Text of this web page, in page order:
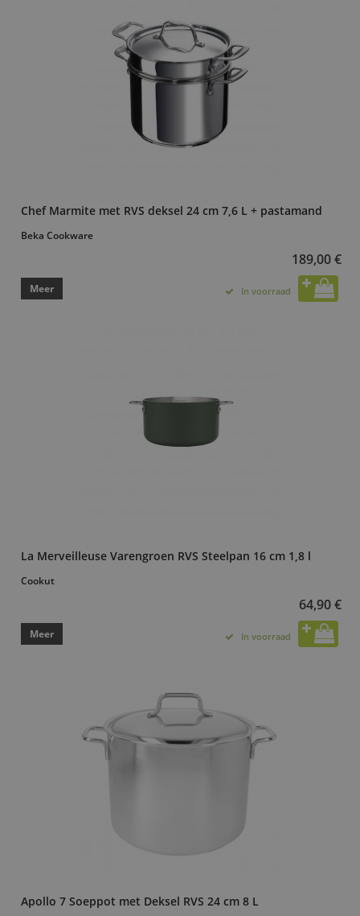
Chef Marmite met RVS deksel 24 cm 7,6 L + pastamand
Beka Cookware
189,00 €
Meer In voorraad
La Merveilleuse Varengroen RVS Steelpan 16 cm 1,8 l
Cookut
64,90 €
Meer In voorraad
Apollo 7 Soeppot met Deksel RVS 24 cm 8 L